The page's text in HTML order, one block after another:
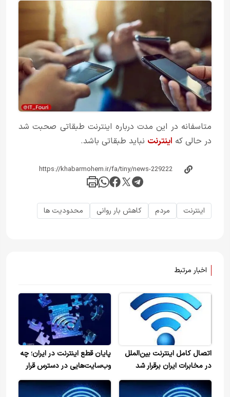
متاسفانه در این مدت درباره اینترنت طبقاتی صحبت شد
در حالی که اینترنت نباید طبقاتی باشد.
اینترنت مردم کاهش بار روانی محدودیت ها
اخبار مرتبط
اتصال کامل اینترنت بین‌الملل
در مخابرات ایران برقرار شد
پایان قطع اینترنت در ایران؛ چه
‌وب‌سایت‌هایی در دسترس قرار
گرفته‌اند؟